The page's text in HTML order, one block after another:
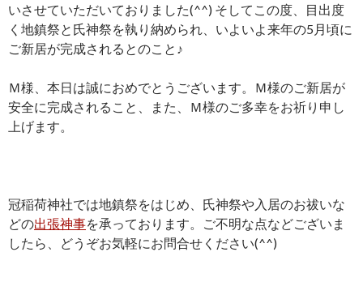
いさせていただいておりました(^^) そしてこの度、目出度
く地鎮祭と氏神祭を執り納められ、いよいよ来年の5月頃に
ご新居が完成されるとのこと♪
Ｍ様、本日は誠におめでとうございます。Ｍ様のご新居が
安全に完成されること、また、Ｍ様のご多幸をお祈り申し
上げます。
冠稲荷神社では地鎮祭をはじめ、氏神祭や入居のお祓いな
どの出張神事を承っております。ご不明な点などございま
したら、どうぞお気軽にお問合せください(^^)